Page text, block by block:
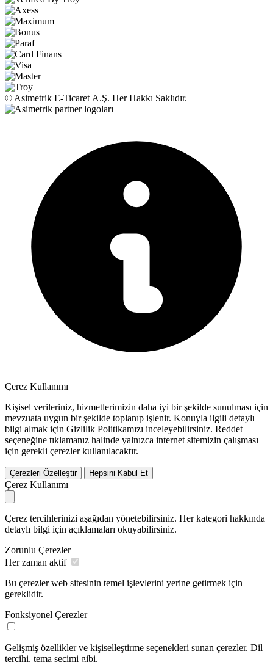
© Asimetrik E‑Ticaret A.Ş. Her Hakkı Saklıdır.
Çerez Kullanımı
Kişisel verileriniz, hizmetlerimizin daha iyi bir şekilde sunulması için
mevzuata uygun bir şekilde toplanıp işlenir. Konuyla ilgili detaylı
bilgi almak için Gizlilik Politikamızı inceleyebilirsiniz. Reddet
seçeneğine tıklamanız halinde yalnızca internet sitemizin çalışması
için gerekli çerezler kullanılacaktır.
Çerezleri Özelleştir Hepsini Kabul Et
Çerez Kullanımı
Çerez tercihlerinizi aşağıdan yönetebilirsiniz. Her kategori hakkında
detaylı bilgi için açıklamaları okuyabilirsiniz.
Zorunlu Çerezler
Her zaman aktif
Bu çerezler web sitesinin temel işlevlerini yerine getirmek için
gereklidir.
Fonksiyonel Çerezler
Gelişmiş özellikler ve kişiselleştirme seçenekleri sunan çerezler. Dil
tercihi, tema seçimi gibi.